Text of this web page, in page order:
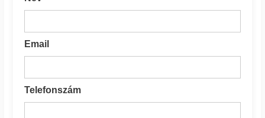
Email
Telefonszám